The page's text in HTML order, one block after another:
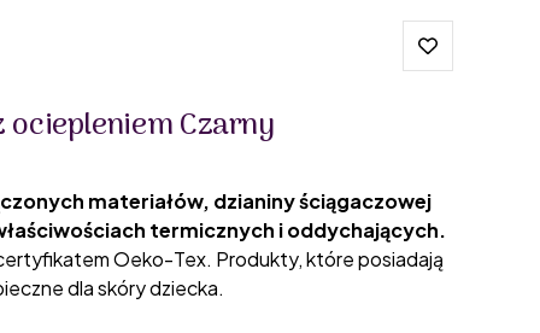
ociepleniem Czarny
materiałów, dzianiny ściągaczowej
termicznych i oddychających.
Oeko-Tex. Produkty, które posiadają
dla skóry dziecka.